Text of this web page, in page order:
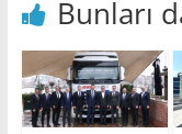
Bunları